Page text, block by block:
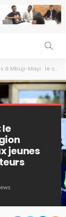
militaire déclare la guerre aux jeunes délinquants et à leurs protecteurs politiques
le
jeunes